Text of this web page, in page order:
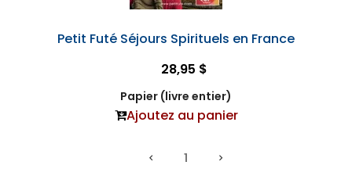
Petit Futé Séjours Spirituels en France
28,95 $
Papier (livre entier)
Ajoutez au panier
1